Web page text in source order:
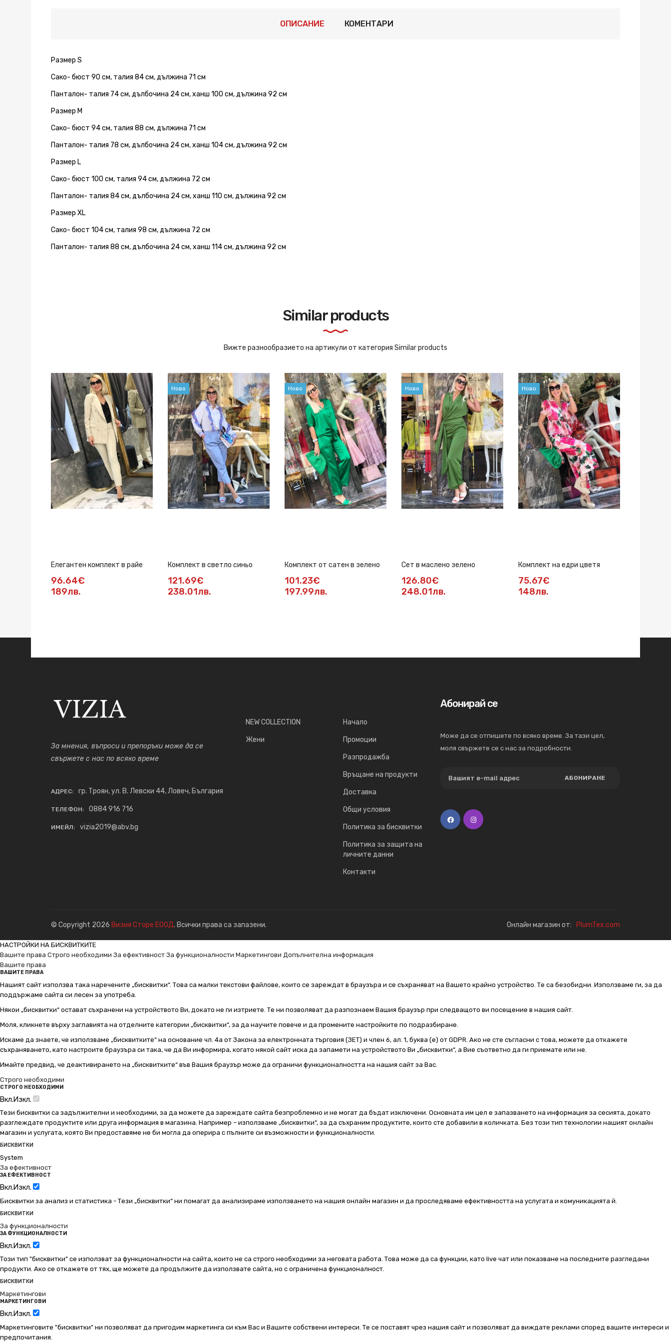
ОПИСАНИЕ КОМЕНТАРИ
Размер S
Сако- бюст 90 см, талия 84 см, дължина 71 см
Панталон- талия 74 см, дълбочина 24 см, ханш 100 см, дължина 92 см
Размер М
Сако- бюст 94 см, талия 88 см, дължина 71 см
Панталон- талия 78 см, дълбочина 24 см, ханш 104 см, дължина 92 см
Размер L
Сако- бюст 100 см, талия 94 см, дължина 72 см
Панталон- талия 84 см, дълбочина 24 см, ханш 110 см, дължина 92 см
Размер XL
Сако- бюст 104 см, талия 98 см, дължина 72 см
Панталон- талия 88 см, дълбочина 24 см, ханш 114 см, дължина 92 см
Similar products
Вижте разнообразието на артикули от категория Similar products
Елегантен комплект в райе
96.64€
189лв.
Ново
Комплект в светло синьо
121.69€
238.01лв.
Ново
Комплект от сатен в зелено
101.23€
197.99лв.
Ново
Сет в маслено зелено
126.80€
248.01лв.
Ново
Комплект на едри цветя
75.67€
148лв.
За мнения, въпроси и препоръки може да се
свържете с нас по всяко време
АДРЕС: гр. Троян, ул. В. Левски 44, Ловеч, България
ТЕЛЕФОН: 0884 916 716
ИМЕЙЛ: vizia2019@abv.bg
NEW COLLECTION
Жени
Начало
Промоции
Разпродажба
Връщане на продукти
Доставка
Общи условия
Политика за бисквитки
Политика за защита на
личните данни
Контакти
Абонирай се
Може да се отпишете по всяко време. За тази цел,
моля свържете се с нас за подробности.
АБОНИРАНЕ
© Copyright 2026 Визия Сторе ЕООД. Всички права са запазени. Онлайн магазин от: PlumTex.com
НАСТРОЙКИ НА БИСКВИТКИТЕ
Вашите права Строго необходими За ефективност За функционалности Маркетингови Допълнителна информация
Вашите права
ВАШИТЕ ПРАВА
Нашият сайт използва така наречените „бисквитки“. Това са малки текстови файлове, които се зареждат в браузъра и се съхраняват на Вашето крайно устройство. Те са безобидни. Използваме ги, за да
поддържаме сайта си лесен за употреба.
Някои „бисквитки“ остават съхранени на устройството Ви, докато не ги изтриете. Те ни позволяват да разпознаем Вашия браузър при следващото ви посещение в нашия сайт.
Моля, кликнете върху заглавията на отделните категории „бисквитки“, за да научите повече и да промените настройките по подразбиране.
Искаме да знаете, че използваме „бисквитките“ на основание чл. 4а от Закона за електронната търговия (ЗЕТ) и член 6, ал. 1, буква (е) от GDPR. Ако не сте съгласни с това, можете да откажете
съхраняването, като настроите браузъра си така, че да Ви информира, когато някой сайт иска да запамети на устройството Ви „бисквитки“, а Вие съответно да ги приемате или не.
Имайте предвид, че деактивирането на „бисквитките“ във Вашия браузър може да ограничи функционалността на нашия сайт за Вас.
Строго необходими
СТРОГО НЕОБХОДИМИ
Вкл.Изкл.
Тези бисквитки са задължителни и необходими, за да можете да зареждате сайта безпроблемно и не могат да бъдат изключени. Основната им цел е запазването на информация за сесията, докато
разглеждате продуктите или друга информация в магазина. Например – използваме „бисквитки“, за да съхраним продуктите, които сте добавили в количката. Без този тип технологии нашият онлайн
магазин и услугата, която Ви предоставяме не би могла да оперира с пълните си възможности и функционалности.
БИСКВИТКИ
System
За ефективност
ЗА ЕФЕКТИВНОСТ
Вкл.Изкл.
Бисквитки за анализ и статистика - Тези „бисквитки“ ни помагат да анализираме използването на нашия онлайн магазин и да проследяваме ефективността на услугата и комуникацията й.
БИСКВИТКИ
За функционалности
ЗА ФУНКЦИОНАЛНОСТИ
Вкл.Изкл.
Този тип "бисквитки" се използват за функционалности на сайта, които не са строго необходими за неговата работа. Това може да са функции, като live чат или показване на последните разгледани
продукти. Ако се откажете от тях, ще можете да продължите да използвате сайта, но с ограничена функционалност.
БИСКВИТКИ
Маркетингови
МАРКЕТИНГОВИ
Вкл.Изкл.
Маркетинговите "бисквитки" ни позволяват да пригодим маркетинга си към Вас и Вашите собствени интереси. Те се поставят чрез нашия сайт и позволяват да виждате реклами според вашите интереси и
предпочитания.